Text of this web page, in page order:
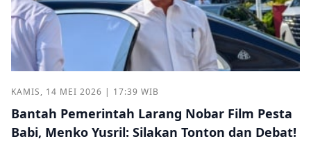
KAMIS, 14 MEI 2026 | 17:39 WIB
Bantah Pemerintah Larang Nobar Film Pesta
Babi, Menko Yusril: Silakan Tonton dan Debat!